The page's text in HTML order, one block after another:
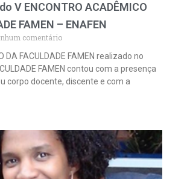
V ENCONTRO ACADÊMICO
FAMEN – ENAFEN
comentário
DA FACULDADE FAMEN realizado no
FAMEN contou com a presença
corpo docente, discente e com a